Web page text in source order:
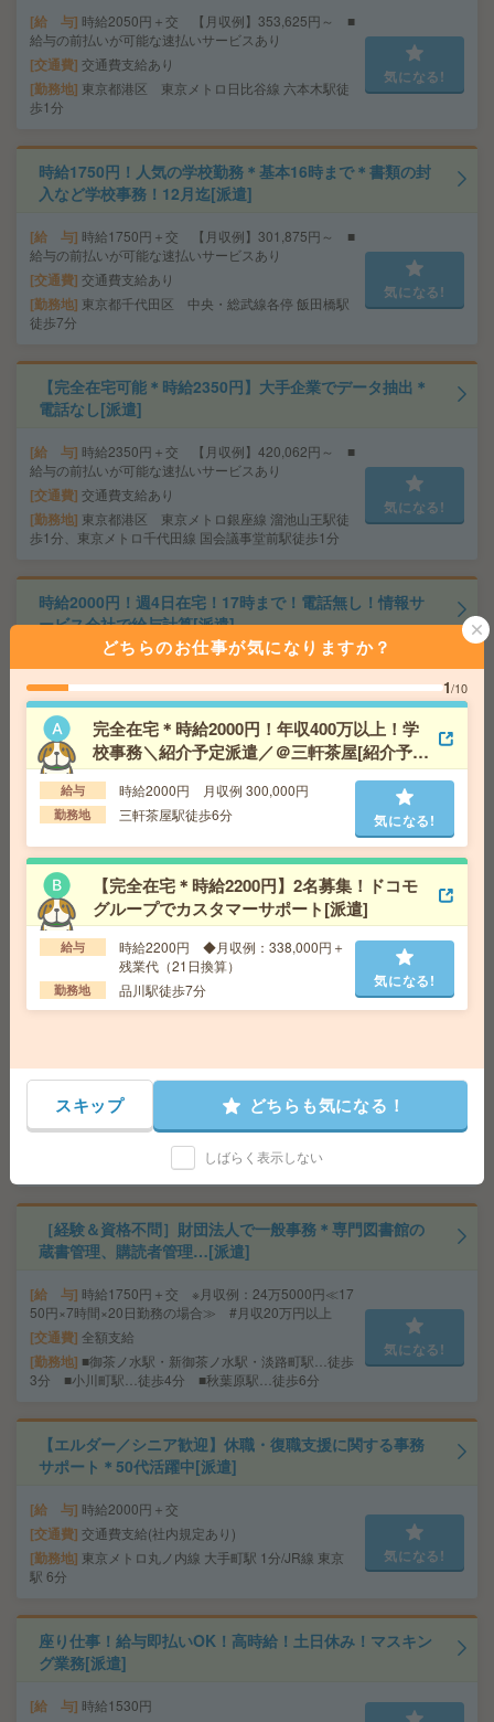
給 与 時給2050円＋交 【月収例】353,625円～ ■
給与の前払いが可能な速払いサービスあり
交通費 交通費支給あり
勤務地 東京都港区 東京メトロ日比谷線 六本木駅徒
歩1分
気になる!
時給1750円！人気の学校勤務＊基本16時まで＊書類の封
入など学校事務！12月迄[派遣]
給 与 時給1750円＋交 【月収例】301,875円～ ■
給与の前払いが可能な速払いサービスあり
交通費 交通費支給あり
勤務地 東京都千代田区 中央・総武線各停 飯田橋駅
徒歩7分
気になる!
【完全在宅可能＊時給2350円】大手企業でデータ抽出＊
電話なし[派遣]
給 与 時給2350円＋交 【月収例】420,062円～ ■
給与の前払いが可能な速払いサービスあり
交通費 交通費支給あり
勤務地 東京都港区 東京メトロ銀座線 溜池山王駅徒
歩1分、東京メトロ千代田線 国会議事堂前駅徒歩1分
気になる!
時給2000円！週4日在宅！17時まで！電話無し！情報サ
ービス会社で給与計算[派遣]
給 与 時給2000円＋交 ■給与の前払いが可能な速
払いサービスあり
交通費 交通費支給あり
勤務地
東京都世田谷区 東急田園都市線 池尻大橋駅
徒歩11分、東急田園都市線 三軒茶屋駅徒歩14分
気になる!
座り仕事！給与即払いOK！高時給！品質検査・データ入
給 与 時給1800円
交通費 交通費支給有り
勤務地 みどりの駅～徒歩20分 ※車通勤・バイク通
勤OK
気になる!
【完全在宅＊時給1850円】電子書籍サービス運営企業で
給 与 時給1850円＋交 【月収例】305,250円～ ■
給与の前払いが可能な速払いサービスあり
東京都千代田区 東京メトロ半蔵門線 神保町
気になる!
［経験＆資格不問］財団法人で一般事務＊専門図書館の
蔵書管理、購読者管理…[派遣]
給 与 時給1750円＋交 ※月収例：24万5000円≪17
50円×7時間×20日勤務の場合≫ #月収20万円以上
交通費 全額支給
勤務地 ■御茶ノ水駅・新御茶ノ水駅・淡路町駅…徒歩
3分 ■小川町駅…徒歩4分 ■秋葉原駅…徒歩6分
気になる!
【エルダー／シニア歓迎】休職・復職支援に関する事務
サポート＊50代活躍中[派遣]
給 与 時給2000円＋交
交通費 交通費支給(社内規定あり)
勤務地 東京メトロ丸ノ内線 大手町駅 1分/JR線 東京
駅 6分
気になる!
座り仕事！給与即払いOK！高時給！土日休み！マスキン
グ業務[派遣]
給 与 時給1530円
どちらのお仕事が気になりますか？
1/10
完全在宅＊時給2000円！年収400万以上！学
校事務＼紹介予定派遣／＠三軒茶屋[紹介予定
派遣]
給与 時給2000円 月収例 300,000円
勤務地 三軒茶屋駅徒歩6分 気になる!
【完全在宅＊時給2200円】2名募集！ドコモ
グループでカスタマーサポート[派遣]
給与
時給2200円 ◆月収例：338,000円＋
残業代（21日換算）
勤務地 品川駅徒歩7分 気になる!
スキップ どちらも気になる！
しばらく表示しない